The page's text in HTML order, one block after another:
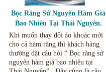
Bọc Răng Sứ Nguyên Hàm Giá
Bao Nhiêu Tại Thái Nguyên.
Khi muốn thay đổi áo khoác mới
cho cả hàm răng thì khách hàng
thường đặt câu hỏi “ Bọc răng sứ
nguyên hàm giá bao nhiêu tại